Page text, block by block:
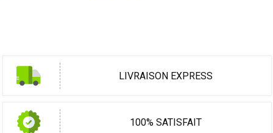
LIVRAISON EXPRESS
100% SATISFAIT